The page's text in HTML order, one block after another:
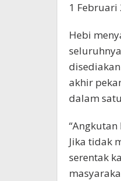
1 Februari
Hebi
akhir
dalam
Jika tidak
serentak